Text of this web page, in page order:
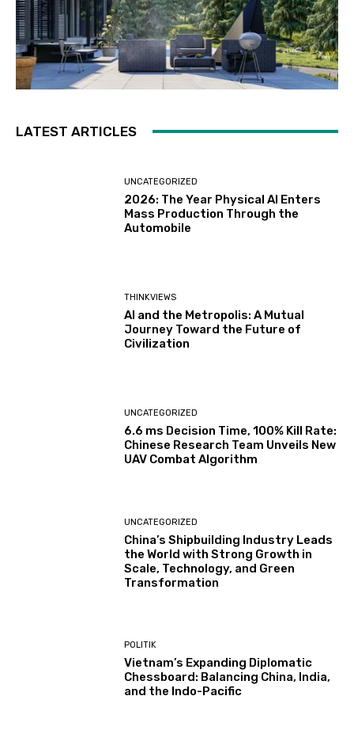
LATEST ARTICLES
UNCATEGORIZED
2026: The Year Physical AI Enters
Mass Production Through the
Automobile
THINKVIEWS
AI and the Metropolis: A Mutual
Journey Toward the Future of
Civilization
UNCATEGORIZED
6.6 ms Decision Time, 100% Kill Rate:
Chinese Research Team Unveils New
UAV Combat Algorithm
UNCATEGORIZED
China’s Shipbuilding Industry Leads
the World with Strong Growth in
Scale, Technology, and Green
Transformation
POLITIK
Vietnam’s Expanding Diplomatic
Chessboard: Balancing China, India,
and the Indo-Pacific